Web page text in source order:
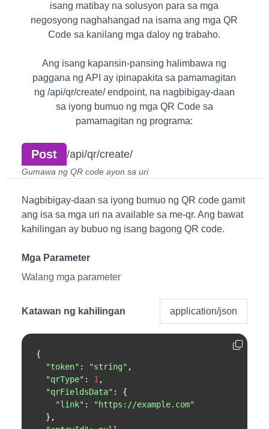
isang matibay na solusyon para sa mga
negosyong naghahangad na isama ang mga QR
Code sa kanilang mga daloy ng trabaho.
Ang isang kapansin-pansing halimbawa ng
paggana ng API ay ipinapakita sa pamamagitan
ng /api/qr/create/ endpoint, na nagbibigay-daan
sa iyong bumuo ng mga QR Code sa
pamamagitan ng programa:
Post /api/qr/create/
Gumawa ng QR code ayon sa uri
Nagbibigay-daan sa iyong bumuo ng QR code gamit
ang isa sa mga uri na available sa me-qr. Ang bawat
kahilingan ay bubuo ng isang bagong QR code.
Mga Parameter
Walang mga parameter
Katawan ng kahilingan application/json
{
"token" : "string" ,
"qrType" : 1 ,
"qrFieldsData" : {
"link" :
"https://example.com"
  },